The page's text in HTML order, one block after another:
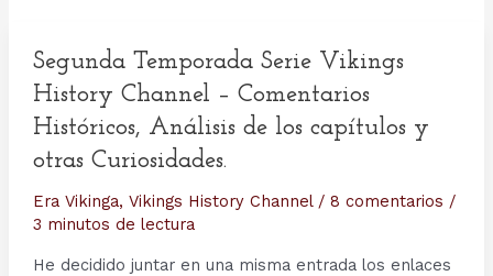
Segunda Temporada Serie Vikings
History Channel – Comentarios
Históricos, Análisis de los capítulos y
otras Curiosidades.
Era Vikinga, Vikings History Channel/ 8 comentarios /
3 minutos de lectura
He decidido juntar en una misma entrada los enlaces